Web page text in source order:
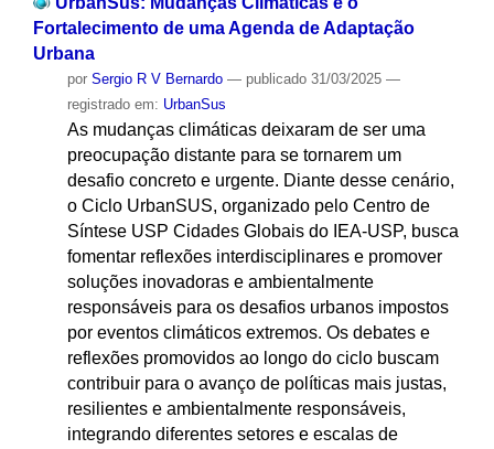
Fortalecimento de uma Agenda de Adaptação
Urbana
por Sergio R V Bernardo — publicado31/03/2025 —
registrado em: UrbanSus
As mudanças climáticas deixaram de ser uma
preocupação distante para se tornarem um
desafio concreto e urgente. Diante desse cenário,
o Ciclo UrbanSUS, organizado pelo Centro de
Síntese USP Cidades Globais do IEA-USP, busca
fomentar reflexões interdisciplinares e promover
soluções inovadoras e ambientalmente
responsáveis para os desafios urbanos impostos
por eventos climáticos extremos. Os debates e
reflexões promovidos ao longo do ciclo buscam
contribuir para o avanço de políticas mais justas,
resilientes e ambientalmente responsáveis,
integrando diferentes setores e escalas de